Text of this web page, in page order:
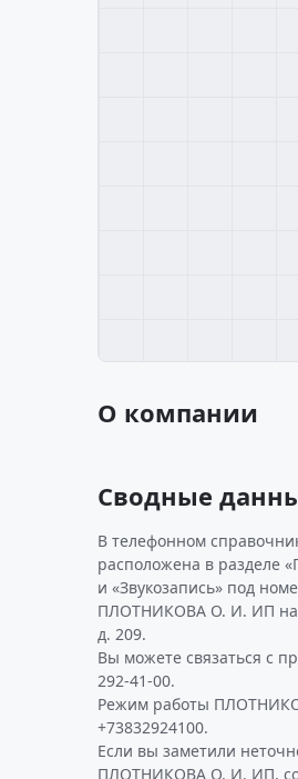
О компании
Сводные
В телефонном
расположена в разделе
и «Звукозапись» под
ПЛОТНИКОВА О. И. ИП
д. 209.
Вы можете связаться с
292-41-00.
Режим работы
+73832924100.
Если вы заметили
ПЛОТНИКОВА О. И. ИП,